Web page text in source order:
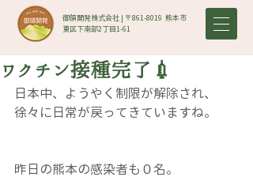
御領開発株式会社 | 〒861-8019​ 熊本市
東区下南部2丁目1-61
ワクチン接種完了💉
日本中、ようやく制限が解除され、
徐々に日常が戻ってきていますね。
昨日の熊本の感染者も０名。